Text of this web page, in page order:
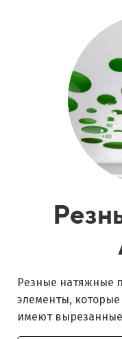
Резные натяжные
элементы, которые
имеют